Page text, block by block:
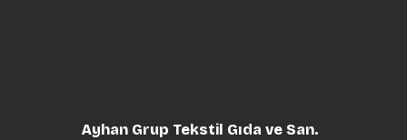
Ayhan Grup Tekstil Gıda ve San.